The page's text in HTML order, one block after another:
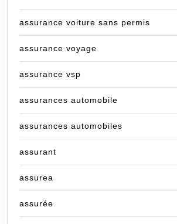
assurance voiture sans permis
assurance voyage
assurance vsp
assurances automobile
assurances automobiles
assurant
assurea
assurée